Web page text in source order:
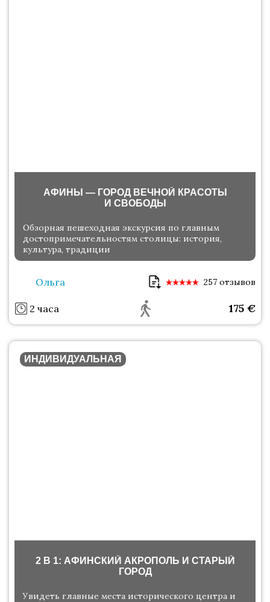
АФИНЫ — ГОРОД ВЕЧНОЙ КРАСОТЫ
И СВОБОДЫ
Обзорная пешеходная экскурсия по главным
достопримечательностям столицы: история,
культура, традиции
Ольга 257 отзывов
2 часа 175 €
ИНДИВИДУАЛЬНАЯ
2 В 1: АФИНСКИЙ АКРОПОЛЬ И СТАРЫЙ
ГОРОД
Увидеть главные места исторического центра и